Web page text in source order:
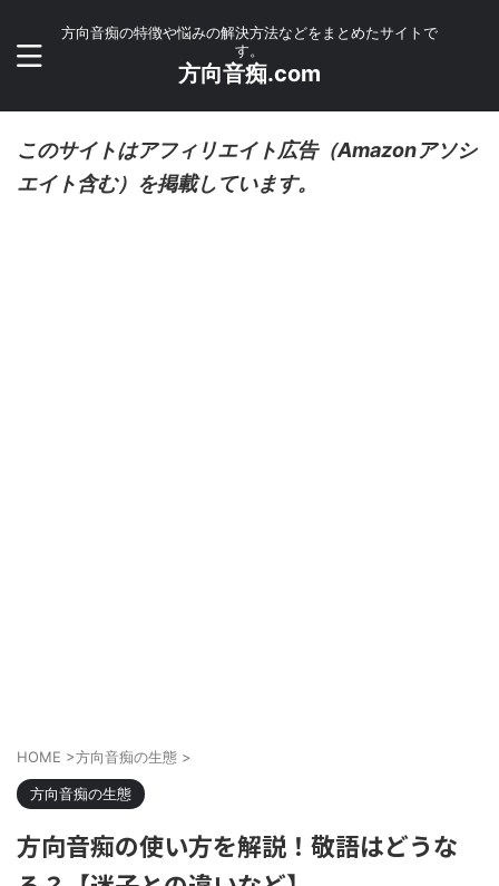
方向音痴の特徴や悩みの解決方法などをまとめたサイトで
す。
方向音痴.com
このサイトはアフィリエイト広告（Amazonアソシ
エイト含む）を掲載しています。
HOME >方向音痴の生態 >
方向音痴の生態
方向音痴の使い方を解説！敬語はどうな